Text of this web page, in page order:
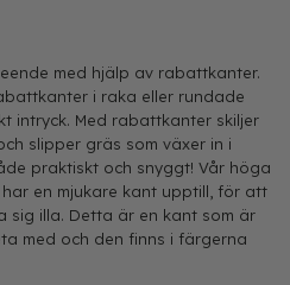
med hjälp av rabattkanter.
i raka eller rundade
intryck. Med rabattkanter skiljer
slipper gräs som växer in i
praktiskt och snyggt! Vår höga
en mjukare kant upptill, för att
illa. Detta är en kant som är
med och den finns i färgerna